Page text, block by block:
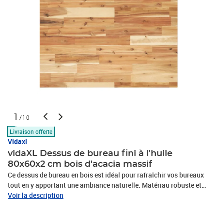
1 /10
Livraison offerte
Vidaxl
vidaXL Dessus de bureau fini à l'huile
80x60x2 cm bois d'acacia massif
Ce dessus de bureau en bois est idéal pour rafraîchir vos bureaux
tout en y apportant une ambiance naturelle. Matériau robuste et
stable : le bois d'acacia massif est connu pour sa solidité et sa
Voir la description